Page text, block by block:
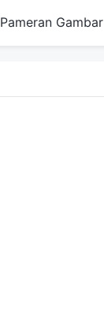
Pameran Gambar